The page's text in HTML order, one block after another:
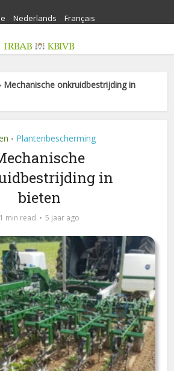
Nederlands Français
Mechanische onkruidbestrijding in
• Plantenbescherming
in
bieten
1 min read 5 jaar ago